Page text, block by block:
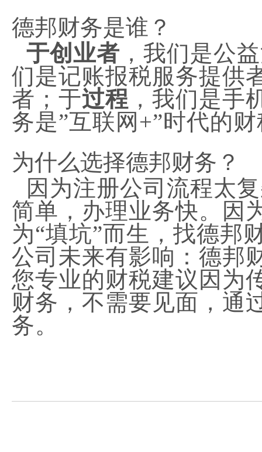
德邦财务是谁？
于创业者 ，我们是公
们是记账报税服务提供
者；于过程 ，我们是手
务是”互联网+”时代的
为什么选择德邦财务？
因为注册公司流程太
简单，办理业务快。因
为“填坑”而生，找德邦
公司未来有影响：德邦
您专业的财税建议因为
财务，不需要见面，通
务。